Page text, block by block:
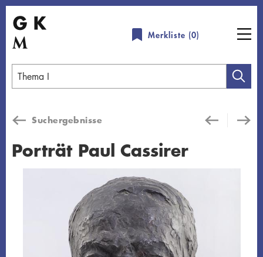
Direkt
zum
Inhalt
Merkliste (0)
Geben
Sie
Suchbegriff
Suchergebnisse
Porträt Paul Cassirer